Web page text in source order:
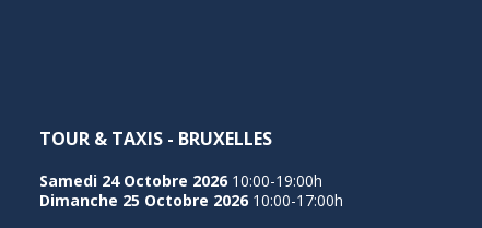
TOUR & TAXIS - BRUXELLES
Samedi 24 Octobre 2026 10:00-19:00h
Dimanche 25 Octobre 2026 10:00-17:00h